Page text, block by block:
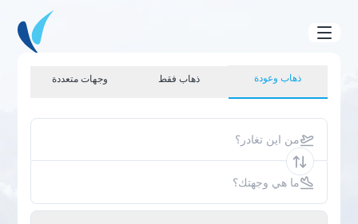
ذهاب وعودة ذهاب فقط وجهات متعددة
من اين تغادر؟
ما هي وجهتك؟